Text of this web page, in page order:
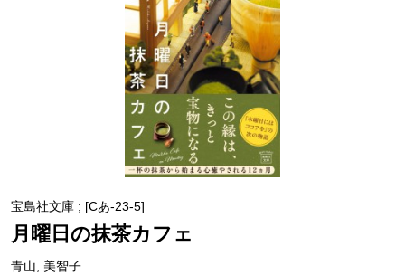
宝島社文庫 ; [Cあ-23-5]
月曜日の抹茶カフェ
青山, 美智子